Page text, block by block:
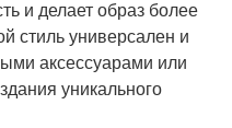
и делает образ более
стиль универсален и
аксессуарами или
уникального